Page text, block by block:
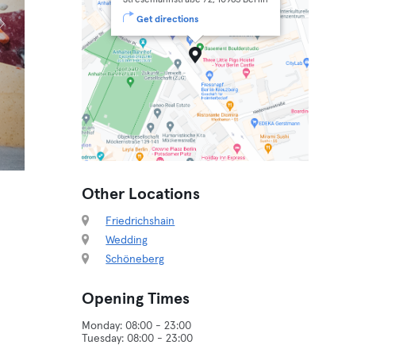
Get directions
Other Locations
Friedrichshain
Wedding
Schöneberg
Opening Times
Monday: 08:00 - 23:00
Tuesday: 08:00 - 23:00